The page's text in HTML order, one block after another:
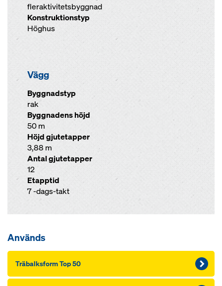
fleraktivitetsbyggnad
Konstruktionstyp
Höghus
Vägg
Byggnadstyp
rak
Byggnadens höjd
50 m
Höjd gjutetapper
3,88 m
Antal gjutetapper
12
Etapptid
7 -dags-takt
Används
Träbalksform Top 50